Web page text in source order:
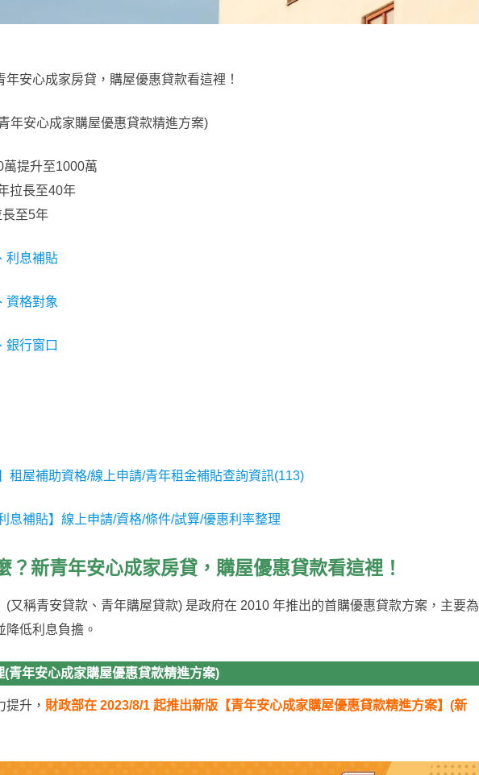
年安心成家房貸，購屋優惠貸款看這裡！
年安心成家購屋優惠貸款精進方案)
萬提升至1000萬
拉長至40年
長至5年
利息補貼
資格對象
銀行窗口
租屋補助資格/線上申請/青年租金補貼查詢資訊(113)
息補貼】線上申請/資格/條件/試算/優惠利率整理
？新青年安心成家房貸，購屋優惠貸款看這裡！
(又稱青安貸款、青年購屋貸款) 是政府在 2010 年推出的首購優惠貸款方案，主要為
低利息負擔。
青年安心成家購屋優惠貸款精進方案)
升， 財政部在 2023/8/1 起推出新版【青年安心成家購屋優惠貸款精進方案】(新